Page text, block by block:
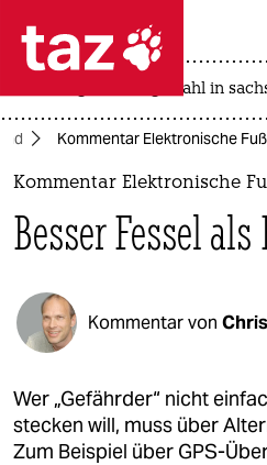
 taz zahl
taz zahl ich
politik
öko
gesellschaft
kultur
sport
landtagswahl in
Kommentar Elektronische
Kommentar Elektronische
Besser Fessel als
Kommentar von
Wer „Gefährder“ nicht
stecken will, muss über
Zum Beispiel über GPS-